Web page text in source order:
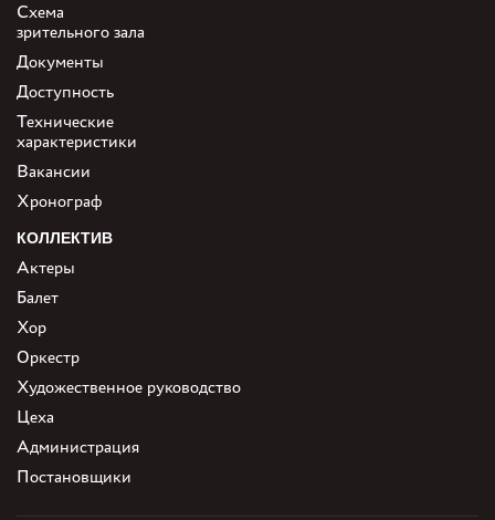
Схема
зрительного зала
Документы
Доступность
Технические
характеристики
Вакансии
Хронограф
КОЛЛЕКТИВ
Актеры
Балет
Хор
Оркестр
Художественное руководство
Цеха
Администрация
Постановщики